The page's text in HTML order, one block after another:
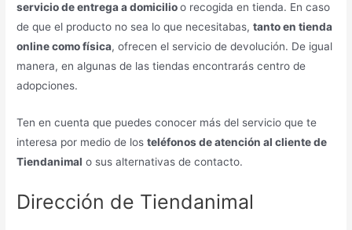
servicio de entrega a domicilioo recogida en tienda. En caso
de que el producto no sea lo que necesitabas,tanto en tienda
online como física, ofrecen el servicio de devolución. De igual
manera, en algunas de las tiendas encontrarás centro de
adopciones.
Ten en cuenta que puedes conocer más del servicio que te
interesa por medio de losteléfonos de atención al cliente de
Tiendanimal o sus alternativas de contacto.
Dirección de Tiendanimal